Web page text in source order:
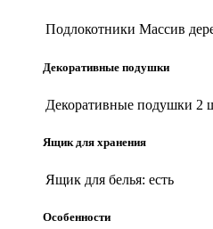
Подлокотники Массив
Декоративные подушки
Декоративные подушки 2
Ящик для хранения
Ящик для белья: есть
Особенности